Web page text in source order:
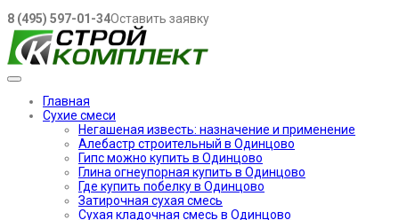
8 (495) 597-01-34Оставить заявку
Главная
Сухие смеси
Негашеная известь: назначение и применение
Алебастр строительный в Одинцово
Гипс можно купить в Одинцово
Глина огнеупорная купить в Одинцово
Где купить побелку в Одинцово
Затирочная сухая смесь
Сухая кладочная смесь в Одинцово